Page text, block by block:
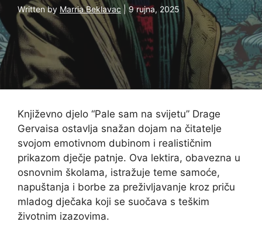
Written by Marria Beklavac| 9 rujna, 2025
Književno djelo “Pale sam na svijetu” Drage
Gervaisa ostavlja snažan dojam na čitatelje
svojom emotivnom dubinom i realističnim
prikazom dječje patnje. Ova lektira, obavezna u
osnovnim školama, istražuje teme samoće,
napuštanja i borbe za preživljavanje kroz priču
mladog dječaka koji se suočava s teškim
životnim izazovima.